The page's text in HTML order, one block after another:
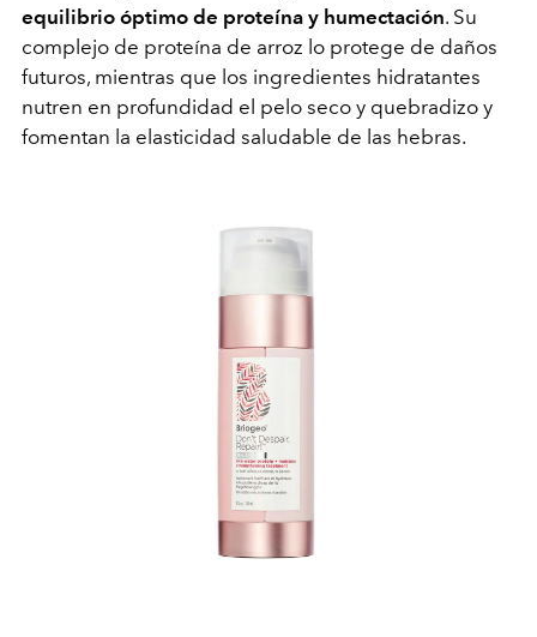
equilibrio óptimo de proteína y humectación. Su
complejo de proteína de arroz lo protege de daños
futuros, mientras que los ingredientes hidratantes
nutren en profundidad el pelo seco y quebradizo y
fomentan la elasticidad saludable de las hebras.